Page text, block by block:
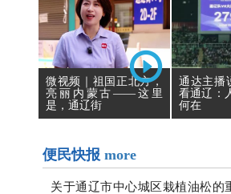
微视频｜祖国正北方，
亮丽内蒙古——这里
是，通辽街
通达主播
看通辽：
何在
便民快报 more
关于通辽市中心城区栽植油松的